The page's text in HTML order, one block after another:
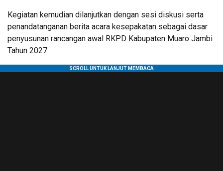
Kegiatan kemudian dilanjutkan dengan sesi diskusi serta
penandatanganan berita acara kesepakatan sebagai dasar
penyusunan rancangan awal RKPD Kabupaten Muaro Jambi
Tahun 2027.